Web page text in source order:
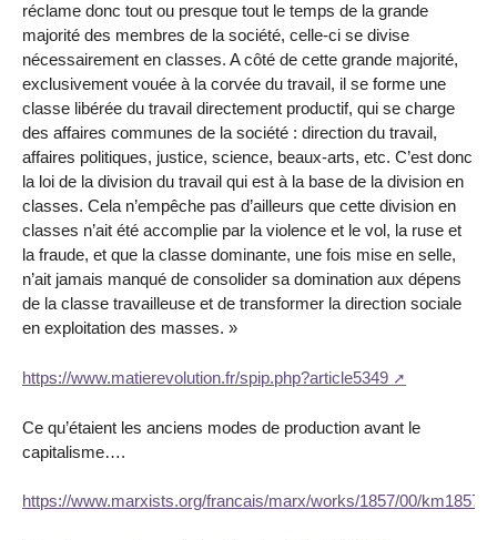
réclame donc tout ou presque tout le temps de la grande
majorité des membres de la société, celle-ci se divise
nécessairement en classes. A côté de cette grande majorité,
exclusivement vouée à la corvée du travail, il se forme une
classe libérée du travail directement productif, qui se charge
des affaires communes de la société : direction du travail,
affaires politiques, justice, science, beaux-arts, etc. C’est donc
la loi de la division du travail qui est à la base de la division en
classes. Cela n’empêche pas d’ailleurs que cette division en
classes n’ait été accomplie par la violence et le vol, la ruse et
la fraude, et que la classe dominante, une fois mise en selle,
n’ait jamais manqué de consolider sa domination aux dépens
de la classe travailleuse et de transformer la direction sociale
en exploitation des masses. »
https://www.matierevolution.fr/spip.php?article5349
Ce qu’étaient les anciens modes de production avant le
capitalisme….
https://www.marxists.org/francais/marx/works/1857/00/